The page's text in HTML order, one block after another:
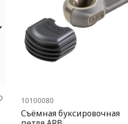
10100080
Съёмная буксировочная